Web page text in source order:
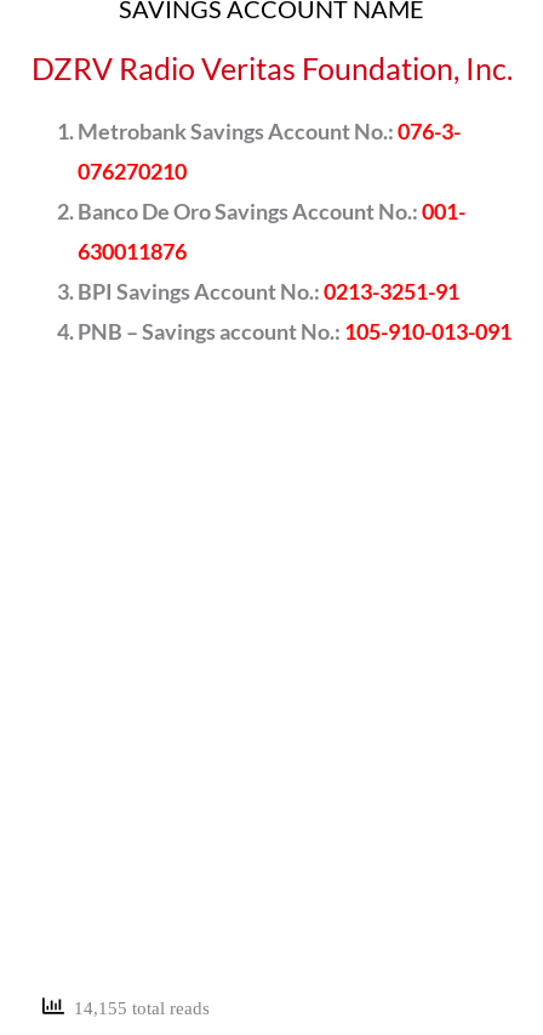
SAVINGS ACCOUNT NAME
DZRV Radio Veritas Foundation, Inc.
Metrobank Savings Account No.:076-3-
076270210
Banco De Oro Savings Account No.:001-
630011876
BPI Savings Account No.:0213-3251-91
PNB – Savings account No.: 105-910-013-091
14,155 total reads